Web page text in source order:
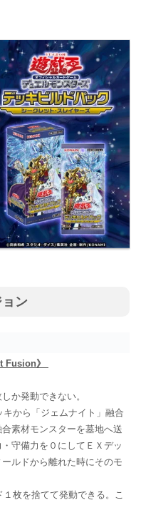
ン
Fusion》
か発動できない。
から「ジェムナイト」融合
素材モンスターを墓地へ送
守備力を０にしてＥＸデッ
ルドから離れた時にそのモ
枚を捨てて発動できる。こ